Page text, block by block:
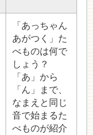
「あっちゃん
あがつく」た
べものは何で
しょう？
「あ」から
「ん」まで、
なまえと同じ
音で始まるた
べものが紹介